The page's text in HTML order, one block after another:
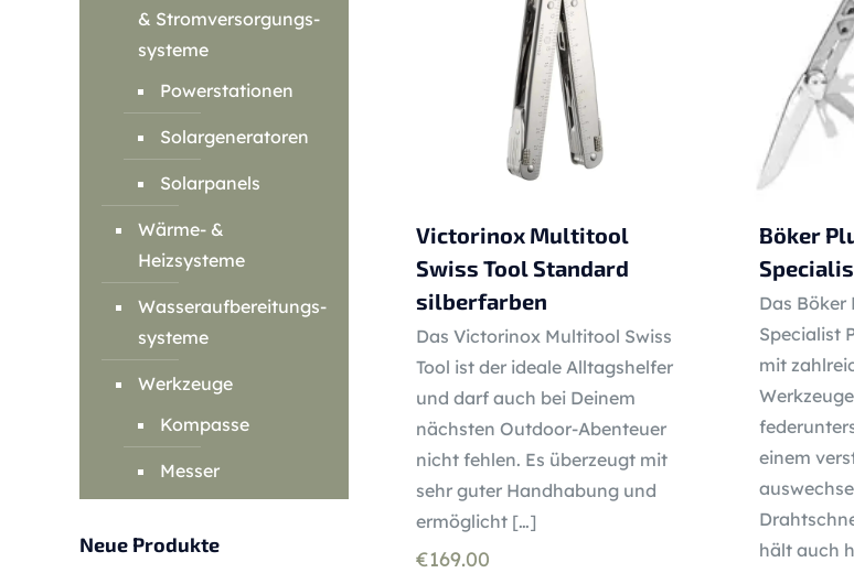
Victorinox Multitool
Swiss Tool Standard
silberfarben
Das Victorinox Multitool Swiss
Tool ist der ideale Alltagshelfer
und darf auch bei Deinem
nächsten Outdoor-Abenteuer
nicht fehlen. Es überzeugt mit
sehr guter Handhabung und
ermöglicht[…]
€169.00
Böker
Das Böker
Specialist
mit
einem
hält auch
& Stromversorgungs-
systeme
Powerstationen
Solargeneratoren
Solarpanels
Wärme- &
Heizsysteme
Wasseraufbereitungs-
systeme
Werkzeuge
Kompasse
Messer
Neue Produkte